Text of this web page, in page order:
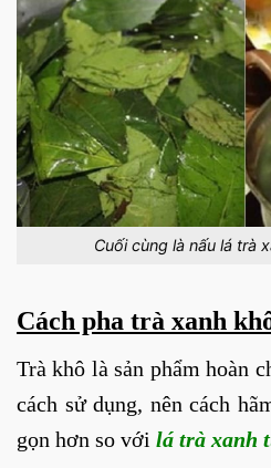
Cuối cùng là nấu lá trà
Cách pha trà xanh
Trà khô là sản phẩm hoàn
cách sử dụng, nên cách
gọn hơn so với lá trà xanh